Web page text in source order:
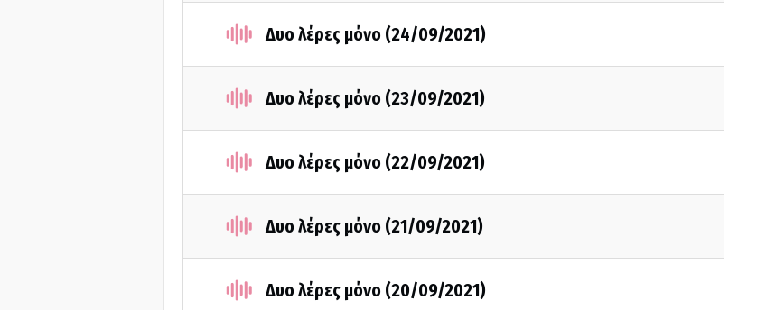
Δυο λέρες μόνο (24/09/2021)
Δυο λέρες μόνο (23/09/2021)
Δυο λέρες μόνο (22/09/2021)
Δυο λέρες μόνο (21/09/2021)
Δυο λέρες μόνο (20/09/2021)